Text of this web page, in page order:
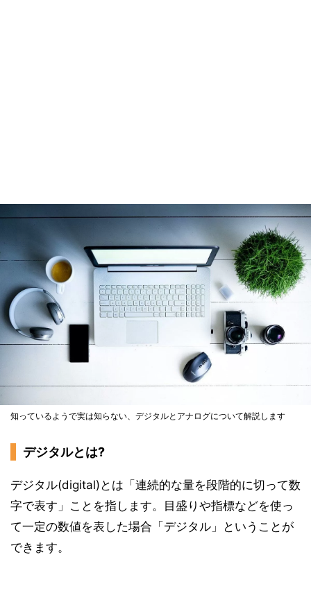
知っているようで実は知らない、デジタルとアナログについて解説します
デジタルとは?
デジタル(digital)とは「連続的な量を段階的に切って数
字で表す」ことを指します。目盛りや指標などを使っ
て一定の数値を表した場合「デジタル」ということが
できます。